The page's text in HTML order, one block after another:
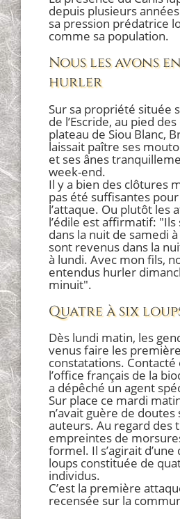
depuis plusieurs
sa pression prédatrice
comme sa population.
Nous les avons
hurler
Sur sa propriété située
de l’Escride, au pied
plateau de Siou Blanc,
laissait paître ses
et ses ânes
week-end.
Il y a bien des clôtures
pas été suffisantes
l’attaque. Ou plutôt les
l’édile est affirmatif:
dans la nuit de samedi
sont revenus dans la
à lundi. Avec mon fils,
entendus hurler
minuit".
Quatre à six
Dès lundi matin, les
venus faire les
constatations. Contacté
l’office français de la
a dépêché un agent
Sur place ce mardi
n’avait guère de doutes
auteurs. Au regard des
empreintes de
formel. Il s’agirait d’une
loups constituée de
individus.
C’est la première
recensée sur la